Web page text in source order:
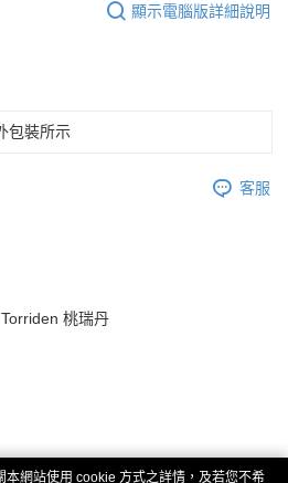
顯示電腦版詳細說明
包裝所示
客服
Torriden 桃瑞丹
網站使用 cookie 方式之詳情，及若您不希